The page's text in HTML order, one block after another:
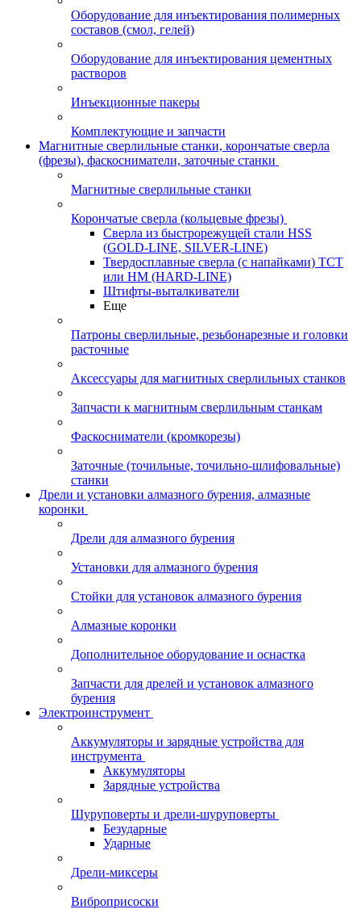
Оборудование для инъектирования полимерных
составов (смол, гелей)
Оборудование для инъектирования цементных
растворов
Инъекционные пакеры
Комплектующие и запчасти
Магнитные сверлильные станки, корончатые сверла
(фрезы), фаскосниматели, заточные станки
Магнитные сверлильные станки
Корончатые сверла (кольцевые фрезы)
Сверла из быстрорежущей стали HSS
(GOLD-LINE, SILVER-LINE)
Твердосплавные сверла (с напайками) ТСТ
или HM (HARD-LINE)
Штифты-выталкиватели
Еще
Патроны сверлильные, резьбонарезные и головки
расточные
Аксессуары для магнитных сверлильных станков
Запчасти к магнитным сверлильным станкам
Фаскосниматели (кромкорезы)
Заточные (точильные, точильно-шлифовальные)
станки
Дрели и установки алмазного бурения, алмазные
коронки
Дрели для алмазного бурения
Установки для алмазного бурения
Стойки для установок алмазного бурения
Алмазные коронки
Дополнительное оборудование и оснастка
Запчасти для дрелей и установок алмазного
бурения
Электроинструмент
Аккумуляторы и зарядные устройства для
инструмента
Аккумуляторы
Зарядные устройства
Шуруповерты и дрели-шуруповерты
Безударные
Ударные
Дрели-миксеры
Виброприсоски